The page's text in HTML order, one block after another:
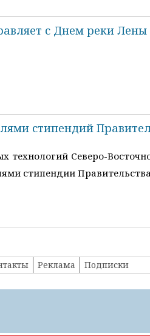
с Днем реки Лены
стипендий
технологий Северо-
стипендии
Реклама Подписки